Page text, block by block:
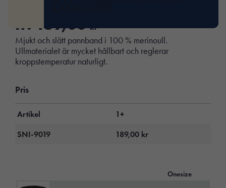
fr. 189,00kr
Mjukt och slätt pannband i 100 % merinoull.
Ullmaterialet är mycket hållbart och reglerar
kroppstemperatur naturligt.
Pris
Artikel
1+
SNI-9019
189,00 kr
Onesize